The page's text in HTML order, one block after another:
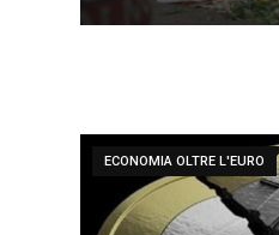
ECONOMIA OLTRE L'EURO